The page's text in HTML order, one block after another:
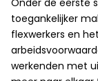
Onder de eerste
toegankelijker
flexwerkers en
werkenden met